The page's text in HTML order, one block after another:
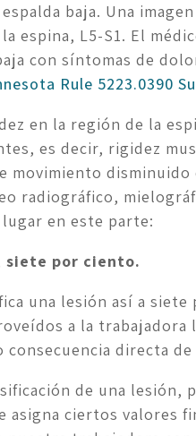
baja. Una
espina, L5-S1. El
con síntomas de
Rule 5223.0390
en la región de la
es decir, rigidez
movimiento
radiográfico,
en este parte:
siete por ciento.
una lesión así a
a la trabajadora
directa
de una lesión,
asigna ciertos valores